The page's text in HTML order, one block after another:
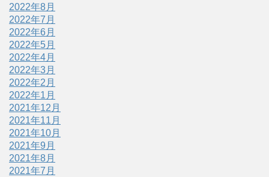
2022年8月
2022年7月
2022年6月
2022年5月
2022年4月
2022年3月
2022年2月
2022年1月
2021年12月
2021年11月
2021年10月
2021年9月
2021年8月
2021年7月